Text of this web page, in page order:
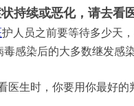
持续或恶化，请去看
护人员之前要等待多少天
感染后的大多数继发感
医生时，你要用你最好的